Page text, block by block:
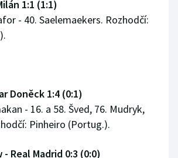
1:1 (1:1)
- 40. Saelemaekers. Rozhodčí:
Doněck 1:4 (0:1)
- 16. a 58. Šved, 76. Mudryk,
Pinheiro (Portug.).
Real Madrid 0:3 (0:0)